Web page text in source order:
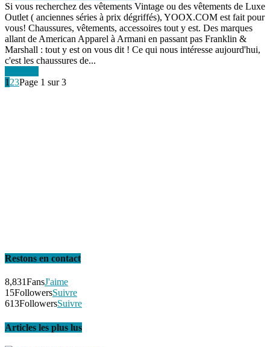
Si vous recherchez des vêtements Vintage ou des vêtements de Luxe
Outlet ( anciennes séries à prix dégriffés), YOOX.COM est fait pour
vous! Chaussures, vêtements, accessoires tout y est. Des marques
allant de American Apparel à Armani en passant pas Franklin &
Marshall : tout y est on vous dit ! Ce qui nous intéresse aujourd'hui,
c'est les chaussures de...
1 23Page 1 sur 3
Restons en contact
8,831FansJ'aime
15FollowersSuivre
613FollowersSuivre
Articles les plus lus